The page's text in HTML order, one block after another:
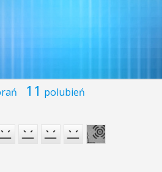
11 polubień